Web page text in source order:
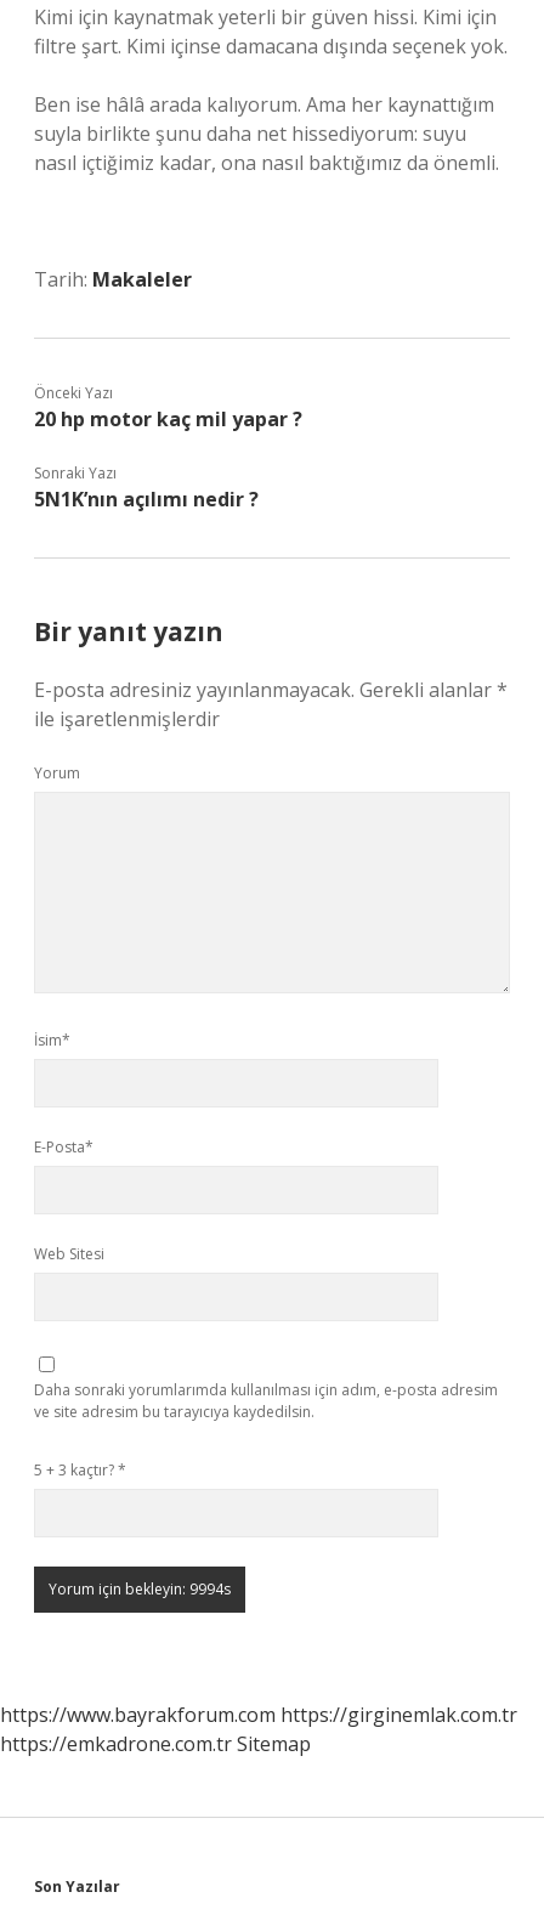
Kimi için kaynatmak yeterli bir güven hissi. Kimi için
filtre şart. Kimi içinse damacana dışında seçenek yok.
Ben ise hâlâ arada kalıyorum. Ama her kaynattığım
suyla birlikte şunu daha net hissediyorum: suyu
nasıl içtiğimiz kadar, ona nasıl baktığımız da önemli.
Tarih: Makaleler
Önceki Yazı
20 hp motor kaç mil yapar ?
Sonraki Yazı
5N1K’nın açılımı nedir ?
Bir yanıt yazın
E-posta adresiniz yayınlanmayacak. Gerekli alanlar*
ile işaretlenmişlerdir
Yorum
İsim*
E-Posta*
Web Sitesi
Daha sonraki yorumlarımda kullanılması için adım, e-posta adresim
ve site adresim bu tarayıcıya kaydedilsin.
5 + 3 kaçtır?*
https://www.bayrakforum.com https://girginemlak.com.tr
https://emkadrone.com.trSitemap
Son Yazılar